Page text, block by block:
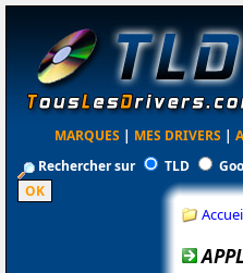
MARQUES | MES DRIVERS |
Rechercher sur
TLD